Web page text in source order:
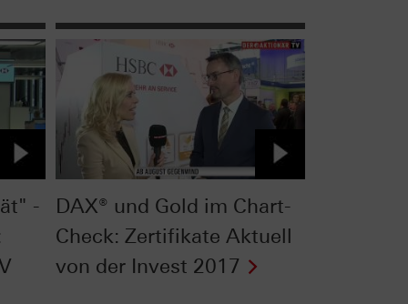
-
DAX® und Gold im Chart-
Check: Zertifikate Aktuell
von der Invest 2017